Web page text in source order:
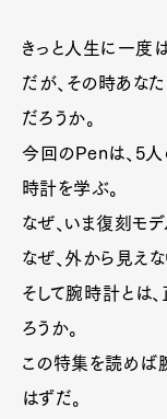
きっと人生に一度
だが、その時あな
だろうか。
今回のPenは、5人
時計を学ぶ。
なぜ、いま復刻モ
なぜ、外から見えな
そして腕時計とは
ろうか。
この特集を読めば
はずだ。